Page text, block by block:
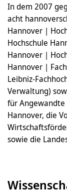
In dem 2007
acht
Hannover |
Hochschule
Hannover |
Hannover |
Leibniz-
Verwaltung)
für Angewandte
Hannover, die
sowie die